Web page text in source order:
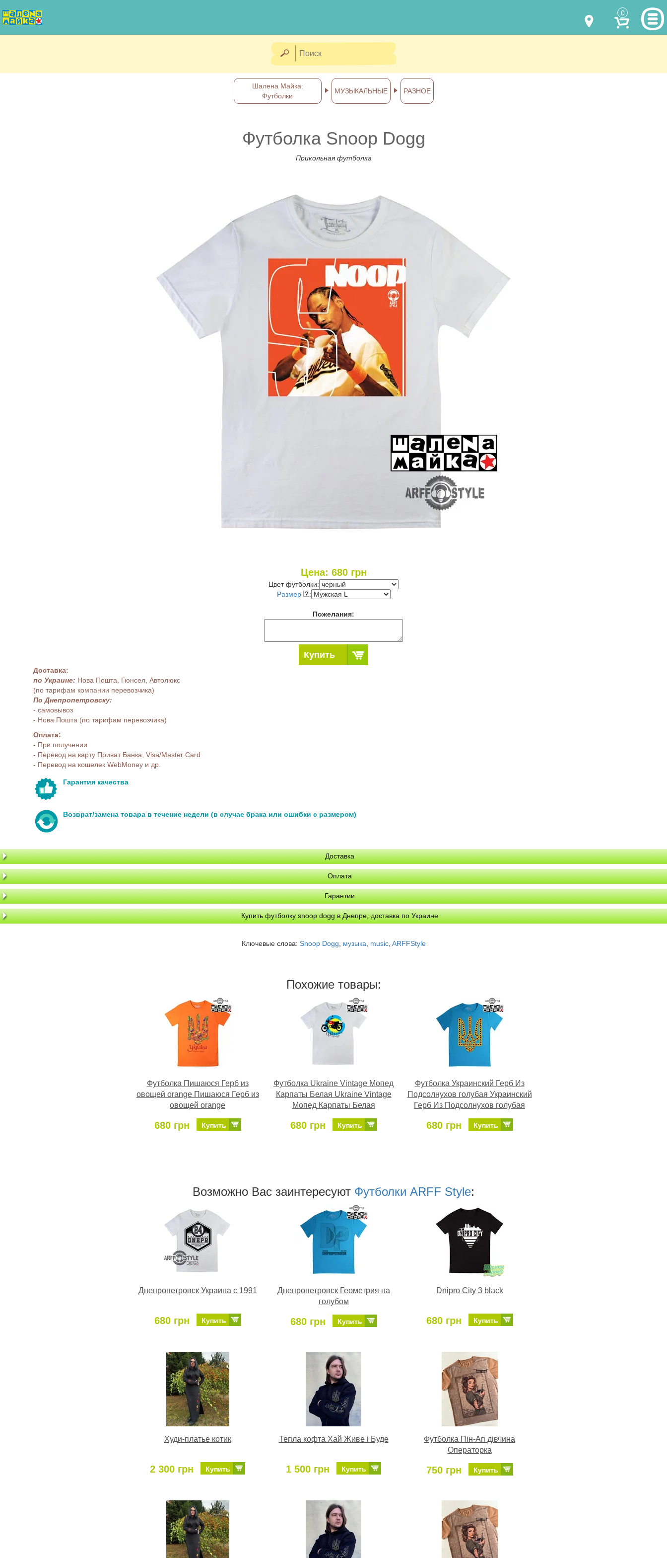
0
Шалена Майка:
Футболки
МУЗЫКАЛЬНЫЕ РАЗНОЕ
Футболка Snoop Dogg
Прикольная футболка
Цена: 680грн
Цвет футболки:
Размер
:
Пожелания:
Купить
Доставка:
по Украине: Нова Пошта, Гюнсел, Автолюкс
(по тарифам компании перевозчика)
По Днепропетровску:
- самовывоз
- Нова Пошта (по тарифам перевозчика)
Оплата:
- При получении
- Перевод на карту Приват Банка, Visa/Master Card
- Перевод на кошелек WebMoney и др.
Гарантия качества
Возврат/замена товара в течение недели (в случае брака или ошибки с размером)
Доставка
Оплата
Гарантии
Купить футболку snoop dogg в Днепре, доставка по Украине
Ключевые слова: Snoop Dogg музыка music, ARFFStyle
Похожие товары:
Футболка Пишаюся Герб из
овощей orange Пишаюся Герб из
овощей orange
680 грн Купить
Футболка Ukraine Vintage Мопед
Карпаты Белая Ukraine Vintage
Мопед Карпаты Белая
680 грн Купить
Футболка Украинский Герб Из
Подсолнухов голубая Украинский
Герб Из Подсолнухов голубая
680 грн Купить
Возможно Ваc заинтересуют Футболки ARFF Style:
Днепропетровск Украина с 1991
680 грн Купить
Днепропетровск Геометрия на
голубом
680 грн Купить
Dnipro City 3 black
680 грн Купить
Худи-платье котик
2 300 грн Купить
Тепла кофта Хай Живе і Буде
1 500 грн Купить
Футболка Пін-Ап дівчина
Операторка
750 грн Купить